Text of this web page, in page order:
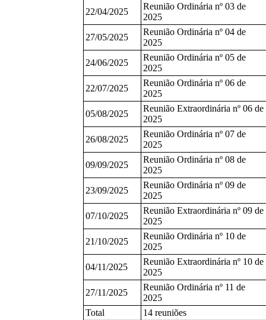
22/04/2025
Reunião Ordinária nº 03 de
2025
27/05/2025
Reunião Ordinária nº 04 de
2025
24/06/2025
Reunião Ordinária nº 05 de
2025
22/07/2025
Reunião Ordinária nº 06 de
2025
05/08/2025
Reunião Extraordinária nº 06 de
2025
26/08/2025
Reunião Ordinária nº 07 de
2025
09/09/2025
Reunião Ordinária nº 08 de
2025
23/09/2025
Reunião Ordinária nº 09 de
2025
07/10/2025
Reunião Extraordinária nº 09 de
2025
21/10/2025
Reunião Ordinária nº 10 de
2025
04/11/2025
Reunião Extraordinária nº 10 de
2025
27/11/2025
Reunião Ordinária nº 11 de
2025
Total
14 reuniões